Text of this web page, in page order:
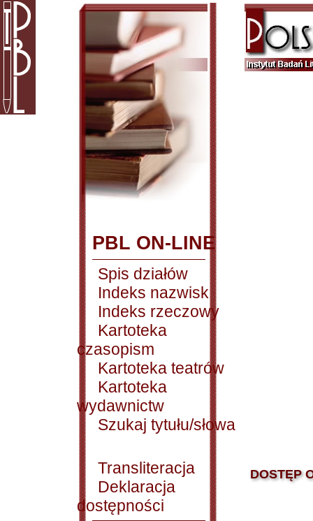
PBL ON-LINE
Spis działów
Indeks nazwisk
Indeks rzeczowy
Kartoteka
czasopism
Kartoteka teatrów
Kartoteka
wydawnictw
Szukaj tytułu/słowa
Transliteracja
Deklaracja
dostępności
DOSTĘP